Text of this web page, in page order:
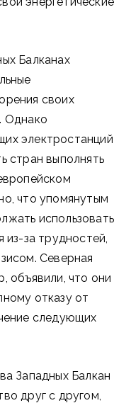
Балканах
своих
Однако
электростанций
стран выполнять
что упомянутым
использовать
из-за трудностей,
Северная
объявили, что они
отказу от
следующих
Западных Балкан
друг с другом,